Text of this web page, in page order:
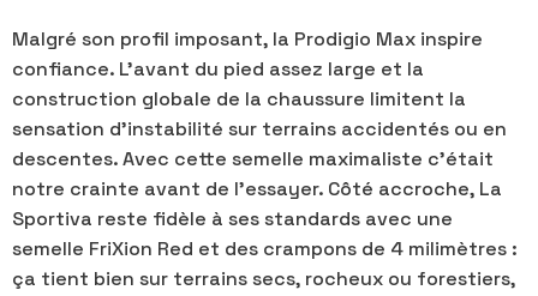
Malgré son profil imposant, la Prodigio Max inspire
confiance. L'avant du pied assez large et la
construction globale de la chaussure limitent la
sensation d’instabilité sur terrains accidentés ou en
descentes. Avec cette semelle maximaliste c'était
notre crainte avant de l'essayer. Côté accroche, La
Sportiva reste fidèle à ses standards avec une
semelle FriXion Red et des crampons de 4 milimètres :
ça tient bien sur terrains secs, rocheux ou forestiers,